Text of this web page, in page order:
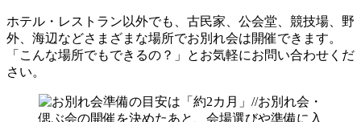
ホテル・レストラン以外でも、古民家、公会堂、競技場、野
外、海辺などさまざまな場所でお別れ会は開催できます。
「こんな場所でもできるの？」とお気軽にお問い合わせくだ
さい。